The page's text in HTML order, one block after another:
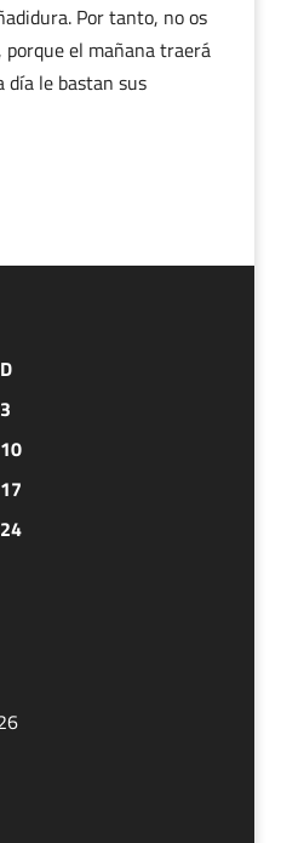
Por tanto, no os
el mañana traerá
día le bastan sus
D
3
10
17
24